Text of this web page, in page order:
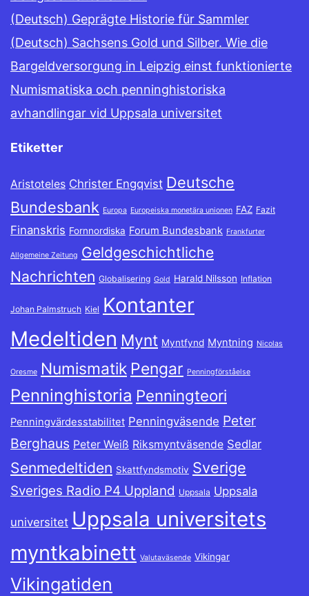
(Deutsch) Geprägte Historie für Sammler
(Deutsch) Sachsens Gold und Silber. Wie die
Bargeldversorgung in Leipzig einst funktionierte
Numismatiska och penninghistoriska
avhandlingar vid Uppsala universitet
Etiketter
Aristoteles Christer Engqvist Deutsche
Bundesbank Europa Europeiska monetära unionen FAZ Fazit
Finanskris Fornnordiska Forum Bundesbank Frankfurter
Allgemeine Zeitung Geldgeschichtliche
Nachrichten Globalisering Gold Harald Nilsson Inflation
Johan Palmstruch Kiel Kontanter
Medeltiden Mynt Myntfynd Myntning Nicolas
Oresme Numismatik Pengar Penningförståelse
Penninghistoria Penningteori
Penningvärdesstabilitet Penningväsende Peter
Berghaus Peter Weiß Riksmyntväsende Sedlar
Senmedeltiden Skattfyndsmotiv Sverige
Sveriges Radio P4 Uppland Uppsala Uppsala
universitet Uppsala universitets
myntkabinett Valutaväsende Vikingar
Vikingatiden